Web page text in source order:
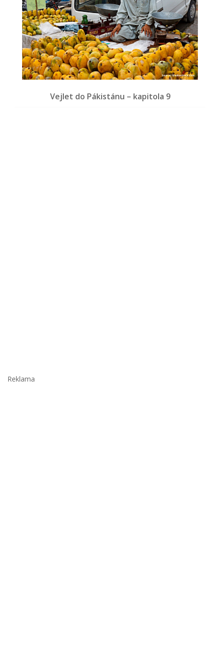
Vejlet do Pákistánu – kapitola 9
Reklama